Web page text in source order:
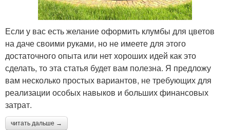
Если у вас есть желание оформить клумбы для цветов
на даче своими руками, но не имеете для этого
достаточного опыта или нет хороших идей как это
сделать, то эта статья будет вам полезна. Я предложу
вам несколько простых вариантов, не требующих для
реализации особых навыков и больших финансовых
затрат.
читать дальше →